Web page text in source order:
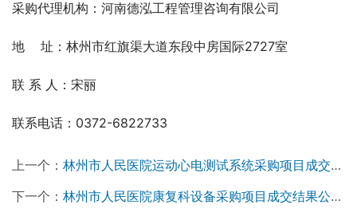
采购代理机构：河南德泓工程管理咨询有限公司
地    址：林州市红旗渠大道东段中房国际2727室
联 系 人：宋丽
联系电话：0372-6822733
上一个： 林州市人民医院运动心电测试系统采购项目成交结果公告￼
下一个： 林州市人民医院康复科设备采购项目成交结果公告￼